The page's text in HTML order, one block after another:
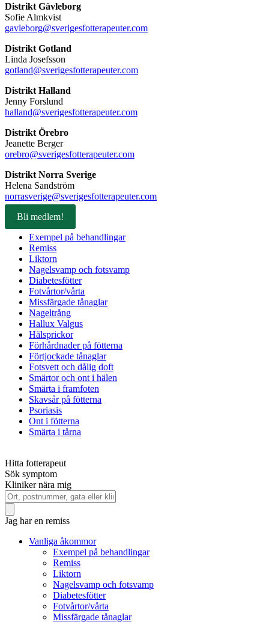
Distrikt Gävleborg
Sofie Almkvist
gavleborg@sverigesfotterapeuter.com
Distrikt Gotland
Linda Josefsson
gotland@sverigesfotterapeuter.com
Distrikt Halland
Jenny Forslund
halland@sverigesfotterapeuter.com
Distrikt Örebro
Jeanette Berger
orebro@sverigesfotterapeuter.com
Distrikt Norra Sverige
Helena Sandström
norrasverige@sverigesfotterapeuter.com
Bli medlem!
Exempel på behandlingar
Remiss
Liktorn
Nagelsvamp och fotsvamp
Diabetesfötter
Fotvårtor/vårta
Missfärgade tånaglar
Nageltrång
Hallux Valgus
Hälsprickor
Förhårdnader på fötterna
Förtjockade tånaglar
Fotsvett och dålig doft
Smärtor och ont i hälen
Smärta i framfoten
Skavsår på fötterna
Psoriasis
Ont i fötterna
Smärta i tårna
Hitta fotterapeut
Sök symptom
Kliniker nära mig
Jag har en remiss
Vanliga åkommor
Exempel på behandlingar
Remiss
Liktorn
Nagelsvamp och fotsvamp
Diabetesfötter
Fotvårtor/vårta
Missfärgade tånaglar